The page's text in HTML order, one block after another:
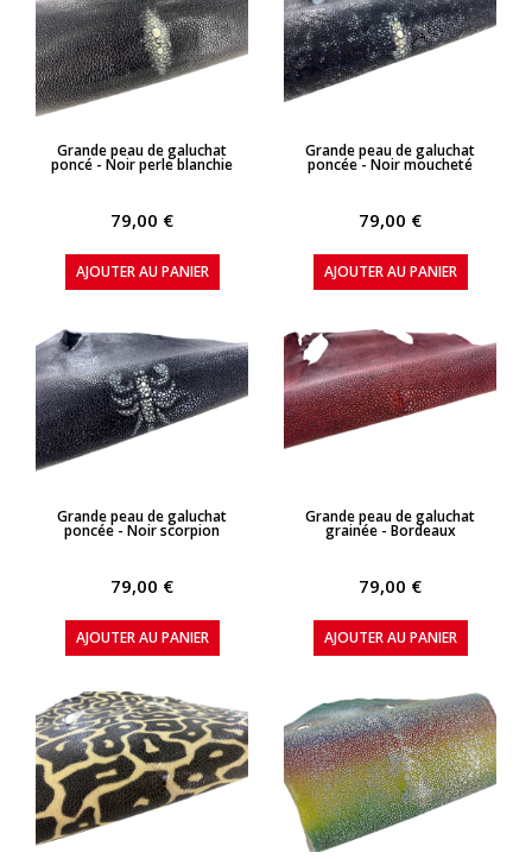
APERÇU RAPIDE
Grande peau de galuchat
poncé - Noir perle blanchie
79,00 €
AJOUTER AU PANIER
APERÇU RAPIDE
Grande peau de galuchat
poncée - Noir moucheté
79,00 €
AJOUTER AU PANIER
APERÇU RAPIDE
Grande peau de galuchat
poncée - Noir scorpion
79,00 €
AJOUTER AU PANIER
APERÇU RAPIDE
Grande peau de galuchat
grainée - Bordeaux
79,00 €
AJOUTER AU PANIER